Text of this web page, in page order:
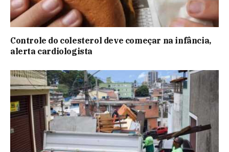
Controle do colesterol deve começar na infância,
alerta cardiologista